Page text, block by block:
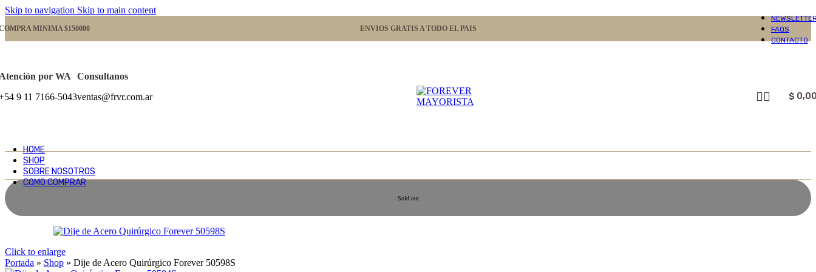
Skip to navigation Skip to main content
MINIMA $150000 ENVIOS GRATIS A TODO EL PAIS
FAQS
CONTACTO
por WA
9 11 7166-5043
Consultanos
ventas@frvr.com.ar
$
HOME
SHOP
SOBRE NOSOTROS
COMO COMPRAR
Sold out
Click to enlarge
Portada » Shop » Dije de Acero Quirúrgico Forever 50598S